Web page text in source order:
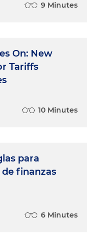
9 Minutes
On: New
Tariffs
10 Minutes
para
finanzas
6 Minutes